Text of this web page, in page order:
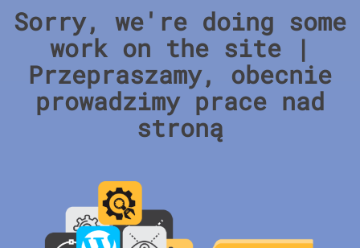
Sorry, we're doing some
work on the site |
Przepraszamy, obecnie
prowadzimy prace nad
stroną